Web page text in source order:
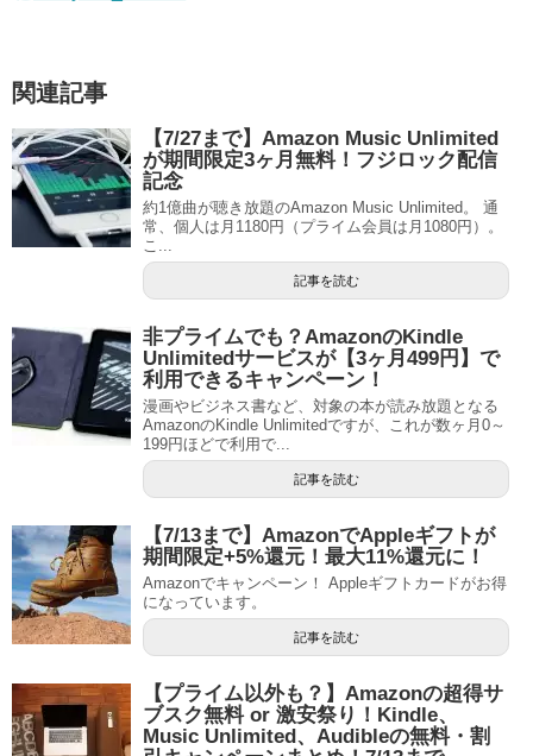
関連記事
【7/27まで】Amazon Music Unlimited
が期間限定3ヶ月無料！フジロック配信
記念
約1億曲が聴き放題のAmazon Music Unlimited。 通
常、個人は月1180円（プライム会員は月1080円）。
こ...
記事を読む
非プライムでも？AmazonのKindle
Unlimitedサービスが【3ヶ月499円】で
利用できるキャンペーン！
漫画やビジネス書など、対象の本が読み放題となる
AmazonのKindle Unlimitedですが、これが数ヶ月0～
199円ほどで利用で...
記事を読む
【7/13まで】AmazonでAppleギフトが
期間限定+5%還元！最大11%還元に！
Amazonでキャンペーン！ Appleギフトカードがお得
になっています。
記事を読む
【プライム以外も？】Amazonの超得サ
ブスク無料 or 激安祭り！Kindle、
Music Unlimited、Audibleの無料・割